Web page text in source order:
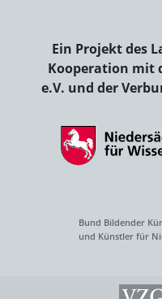
Ein Projekt des
Kooperation mit
e.V. und der
Bund Bildender
und Künstler für